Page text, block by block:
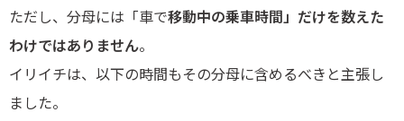
ただし、分母には「車で移動中の乗車時間」だけを数えた
わけではありません。
イリイチは、以下の時間もその分母に含めるべきと主張し
ました。